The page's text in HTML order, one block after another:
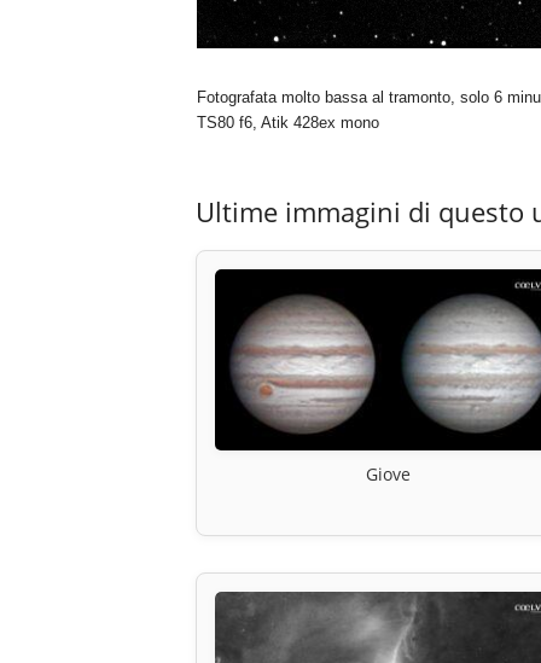
Fotografata molto bassa al tramonto, solo 6
TS80 f6, Atik 428ex mono
Ultime immagini di questo
Giove